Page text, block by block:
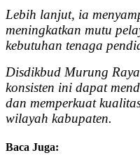
Lebih lanjut, ia
meningkatkan mutu
kebutuhan tenaga
Disdikbud Murung
konsisten ini dapat
dan memperkuat
wilayah kabupaten.
Baca Juga: